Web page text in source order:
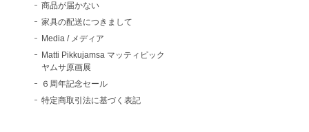
商品が届かない
家具の配送につきまして
Media / メディア
Matti Pikkujamsa マッティピック
ヤムサ原画展
６周年記念セール
特定商取引法に基づく表記